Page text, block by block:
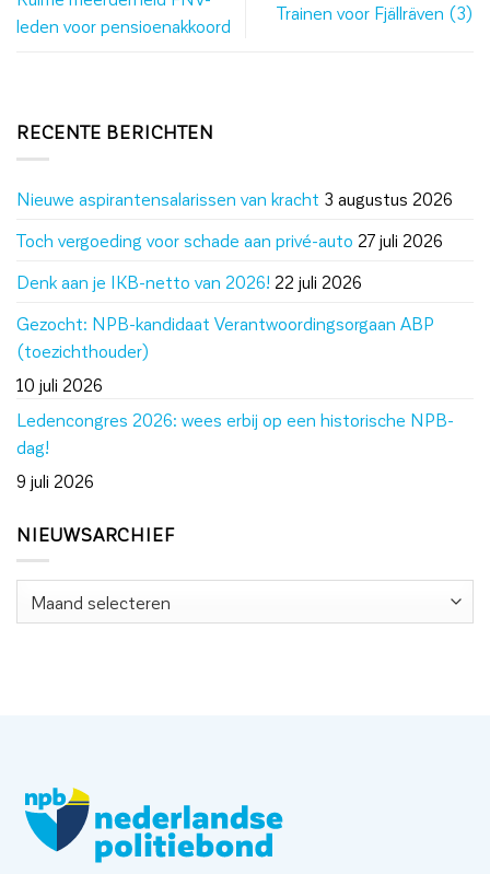
leden voor pensioenakkoord
Trainen voor Fjällräven (3)
RECENTE BERICHTEN
Nieuwe aspirantensalarissen van kracht 3 augustus 2026
Toch vergoeding voor schade aan privé-auto 27 juli 2026
Denk aan je IKB-netto van 2026! 22 juli 2026
Gezocht: NPB-kandidaat Verantwoordingsorgaan ABP
(toezichthouder)
10 juli 2026
Ledencongres 2026: wees erbij op een historische NPB-
dag!
9 juli 2026
NIEUWSARCHIEF
Nieuwsarchief